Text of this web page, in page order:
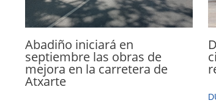
Abadiño iniciará en
septiembre las obras de
mejora en la carretera de
Atxarte